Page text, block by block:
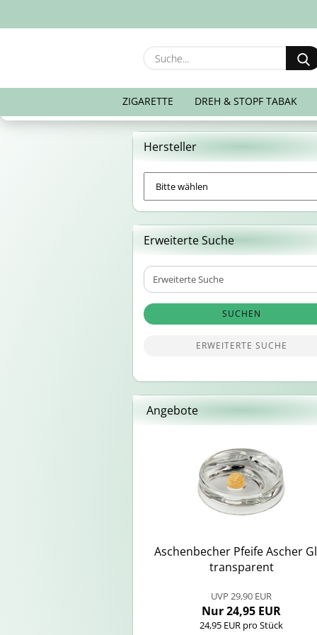
ZIGARETTE DREH & STOPF TABAK
Hersteller
Erweiterte Suche
Erweiterte
Suche
SUCHEN
ERWEITERTE SUCHE
Angebote
Aschen­be­cher Pfei­fe Ascher
trans­pa­rent
UVP 29,90 EUR
Nur 24,95 EUR
24,95 EUR pro Stück